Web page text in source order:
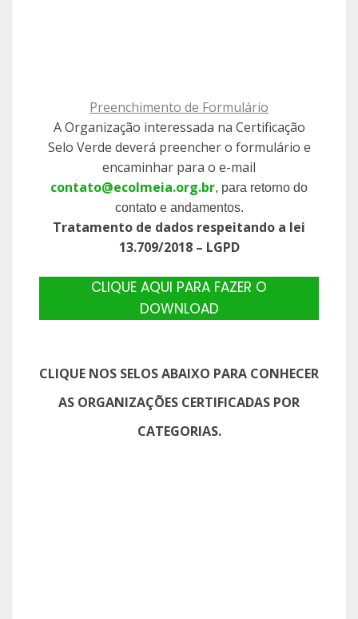
Preenchimento de Formulário
A Organização interessada na Certificação
Selo Verde deverá preencher o formulário e
encaminhar para o e-mail
contato@ecolmeia.org.br, para retorno do
contato e andamentos.
Tratamento de dados respeitando a lei
13.709/2018 – LGPD
CLIQUE AQUI PARA FAZER O
DOWNLOAD
CLIQUE NOS SELOS ABAIXO PARA CONHECER
AS ORGANIZAÇÕES CERTIFICADAS POR
CATEGORIAS.